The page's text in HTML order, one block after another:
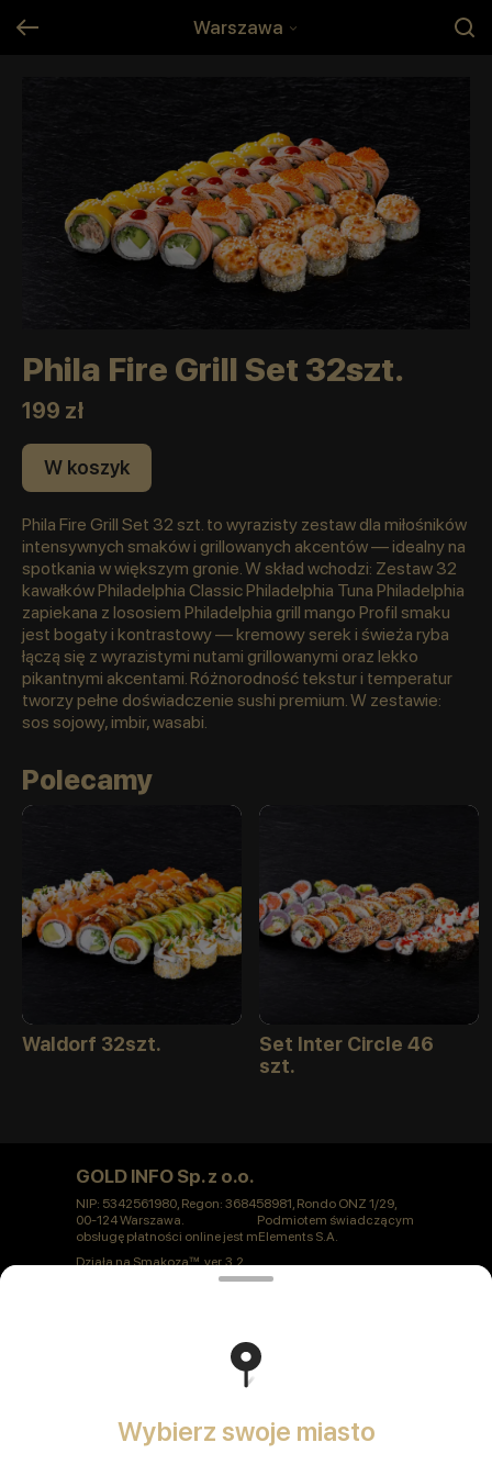
Warszawa
Phila Fire Grill Set 32szt.
199 zł
W koszyk
Phila Fire Grill Set 32 szt. to wyrazisty zestaw dla miłośników
intensywnych smaków i grillowanych akcentów — idealny na
spotkania w większym gronie. W skład wchodzi: Zestaw 32
kawałków Philadelphia Classic Philadelphia Tuna Philadelphia
zapiekana z lososiem Philadelphia grill mango Profil smaku
jest bogaty i kontrastowy — kremowy serek i świeża ryba
łączą się z wyrazistymi nutami grillowanymi oraz lekko
pikantnymi akcentami. Różnorodność tekstur i temperatur
tworzy pełne doświadczenie sushi premium. W zestawie:
sos sojowy, imbir, wasabi.
Polecamy
Waldorf 32szt.
Set Inter Circle 46
szt.
GOLD INFO Sp. z o.o.
NIP: 5342561980, Regon: 368458981, Rondo ONZ 1/29,
00-124 Warszawa. Podmiotem świadczącym
obsługę płatności online jest mElements S.A.
Działa na Smakozaver. 3.2
Polityka prywatności
Wybierz swoje miasto